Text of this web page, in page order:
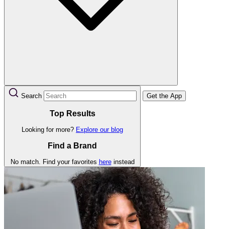
Search
Top Results
Looking for more? Explore our blog
Find a Brand
No match. Find your favorites hereinstead
Get the App